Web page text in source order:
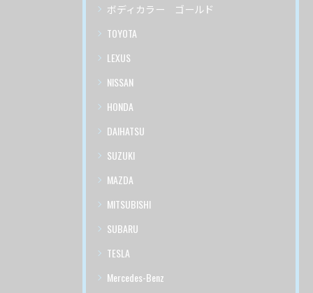
ボディカラー ゴールド
TOYOTA
LEXUS
NISSAN
HONDA
DAIHATSU
SUZUKI
MAZDA
MITSUBISHI
SUBARU
TESLA
Mercedes-Benz